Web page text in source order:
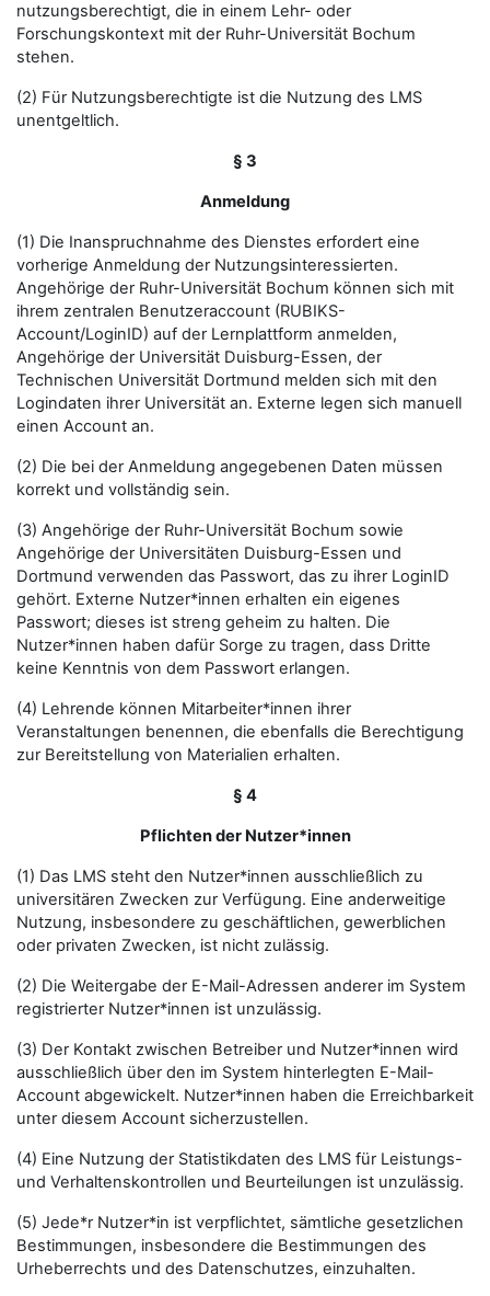
nutzungsberechtigt, die in einem Lehr- oder
Forschungskontext mit der Ruhr-Universität Bochum
stehen.
(2) Für Nutzungsberechtigte ist die Nutzung des LMS
unentgeltlich.
§ 3
Anmeldung
(1) Die Inanspruchnahme des Dienstes erfordert eine
vorherige Anmeldung der Nutzungsinteressierten.
Angehörige der Ruhr-Universität Bochum können sich mit
ihrem zentralen Benutzeraccount (RUBIKS-
Account/LoginID) auf der Lernplattform anmelden,
Angehörige der Universität Duisburg-Essen, der
Technischen Universität Dortmund melden sich mit den
Logindaten ihrer Universität an. Externe legen sich manuell
einen Account an.
(2) Die bei der Anmeldung angegebenen Daten müssen
korrekt und vollständig sein.
(3) Angehörige der Ruhr-Universität Bochum sowie
Angehörige der Universitäten Duisburg-Essen und
Dortmund verwenden das Passwort, das zu ihrer LoginID
gehört. Externe Nutzer*innen erhalten ein eigenes
Passwort; dieses ist streng geheim zu halten. Die
Nutzer*innen haben dafür Sorge zu tragen, dass Dritte
keine Kenntnis von dem Passwort erlangen.
(4) Lehrende können Mitarbeiter*innen ihrer
Veranstaltungen benennen, die ebenfalls die Berechtigung
zur Bereitstellung von Materialien erhalten.
§ 4
Pflichten der Nutzer*innen
(1) Das LMS steht den Nutzer*innen ausschließlich zu
universitären Zwecken zur Verfügung. Eine anderweitige
Nutzung, insbesondere zu geschäftlichen, gewerblichen
oder privaten Zwecken, ist nicht zulässig.
(2) Die Weitergabe der E-Mail-Adressen anderer im System
registrierter Nutzer*innen ist unzulässig.
(3) Der Kontakt zwischen Betreiber und Nutzer*innen wird
ausschließlich über den im System hinterlegten E-Mail-
Account abgewickelt. Nutzer*innen haben die Erreichbarkeit
unter diesem Account sicherzustellen.
(4) Eine Nutzung der Statistikdaten des LMS für Leistungs-
und Verhaltenskontrollen und Beurteilungen ist unzulässig.
(5) Jede*r Nutzer*in ist verpflichtet, sämtliche gesetzlichen
Bestimmungen, insbesondere die Bestimmungen des
Urheberrechts und des Datenschutzes, einzuhalten.